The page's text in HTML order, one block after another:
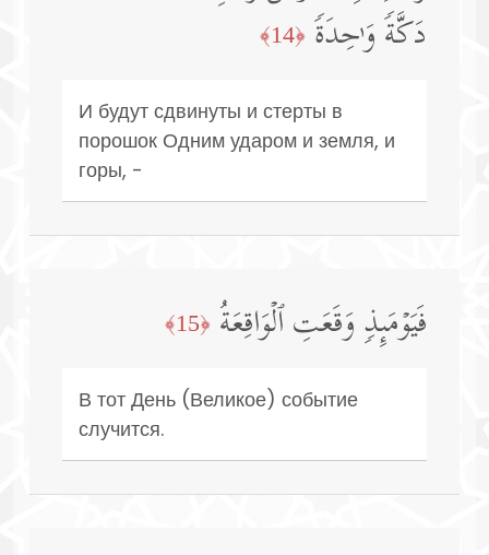
دَكَّةࣰ وَ ٰ⁠حِدَةࣰ ﴿14﴾
И будут сдвинуты и стерты в
порошок Одним ударом и земля, и
горы, -
فَیَوۡمَىِٕذࣲ وَقَعَتِ ٱلۡوَاقِعَةُ ﴿15﴾
В тот День (Великое) событие
случится.